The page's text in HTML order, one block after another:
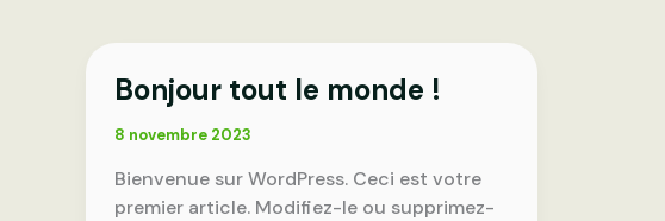
Bonjour tout le monde !
8 novembre 2023
Bienvenue sur WordPress. Ceci est votre
premier article. Modifiez-le ou supprimez-